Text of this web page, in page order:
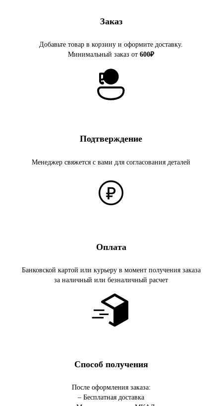
Заказ
Добавьте товар в корзину и оформите доставку.
Минимальный заказ от 600₽
Подтверждение
Менеджер свяжется с вами для согласования деталей
Оплата
Банковской картой или курьеру в момент получения заказа
за наличный или безналичный расчет
Способ получения
После оформления заказа:
– Бесплатная доставка